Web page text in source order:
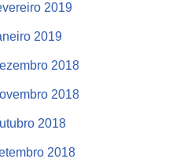
2019
2019
2018
2018
2018
2018